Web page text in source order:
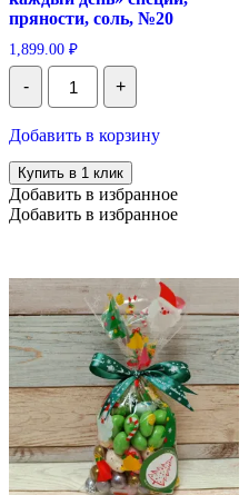
пряности, соль, №20
1,899.00 ₽
-
Количество
Подарочная
корзина
каждый
день"
специи,
пряности,
соль,
+
Добавить в корзину
Купить в 1 клик
Добавить в избранное
Добавить в избранное